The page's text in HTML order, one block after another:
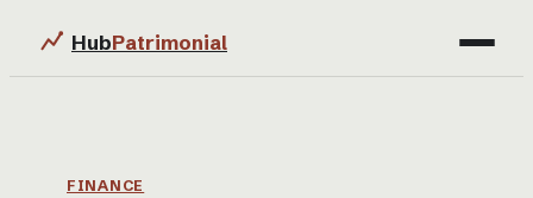
HubPatrimonial
Immobilier
FINANCE